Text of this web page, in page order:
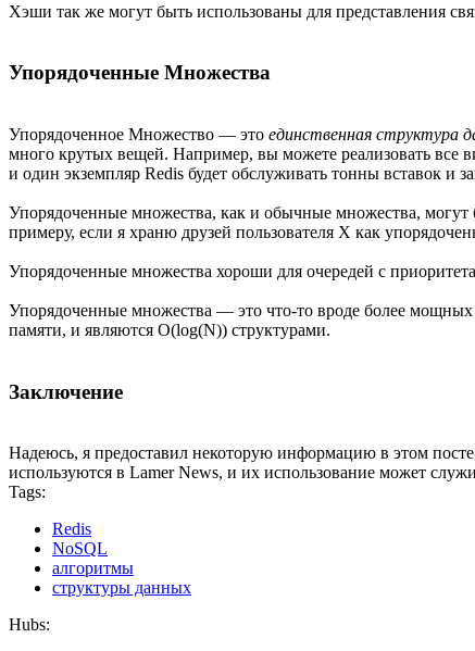
Хэши так же могут быть использованы для представления
Упорядоченные Множества
Упорядоченное Множество — это единственная структура
много крутых вещей. Например, вы можете реализовать все
и один экземпляр Redis будет обслуживать тонны вставок и
Упорядоченные множества, как и обычные множества,
примеру, если я храню друзей пользователя X как
Упорядоченные множества хороши для очередей с
Упорядоченные множества — это что-то вроде более
памяти, и являются O(log(N)) структурами.
Заключение
Надеюсь, я предоставил некоторую информацию в этом
используются в Lamer News, и их использование может
Tags:
Redis
NoSQL
алгоритмы
структуры данных
Hubs: